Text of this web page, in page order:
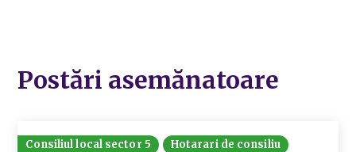
Postări asemănatoare
Consiliul local sector 5
Hotarari de consiliu